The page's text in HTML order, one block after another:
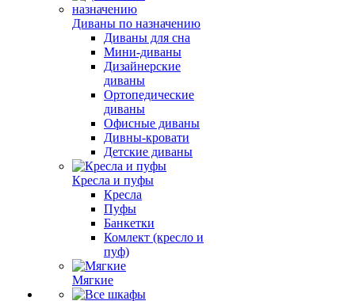
Диваны по назначению
Диваны для сна
Мини-диваны
Дизайнерские
диваны
Ортопедические
диваны
Офисные диваны
Дивны-кровати
Детские диваны
Кресла и пуфы
Кресла
Пуфы
Банкетки
Комлект (кресло и
пуф)
Мягкие